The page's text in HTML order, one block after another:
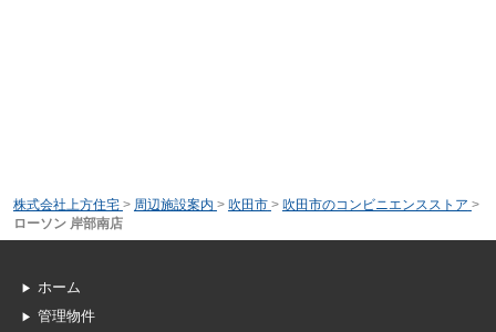
株式会社上方住宅 > 周辺施設案内 > 吹田市 > 吹田市のコンビニエンスストア >
ローソン 岸部南店
ホーム
管理物件